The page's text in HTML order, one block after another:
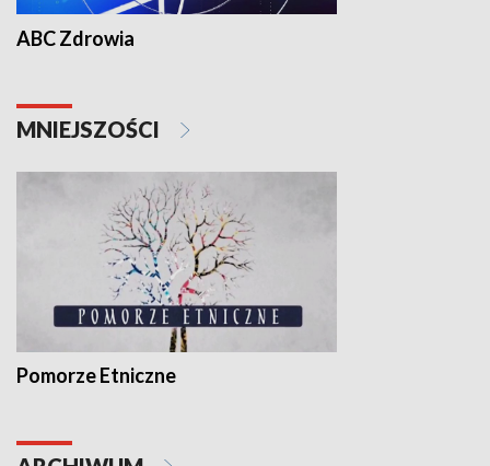
ABC Zdrowia
MNIEJSZOŚCI
Pomorze Etniczne